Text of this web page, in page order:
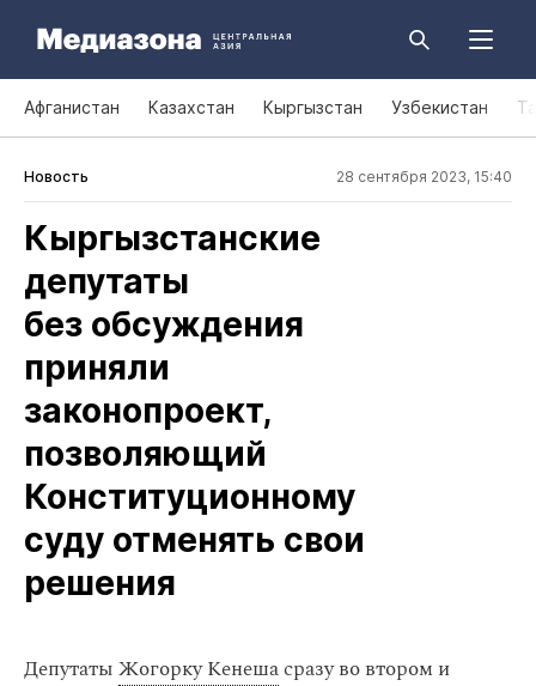
Афганистан Казахстан Кыргызстан Узбекистан
Новость 28 сентября 2023, 15:40
Кыргызстанские
депутаты
без обсуждения
приняли
законопроект,
позволяющий
Конституционному
суду отменять свои
решения
ДепутатыЖогорку Кенешасразу во втором и